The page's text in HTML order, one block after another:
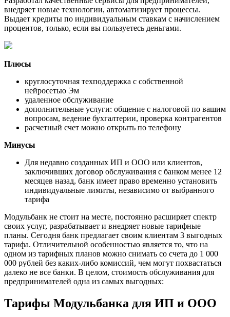
внедряет новые технологии, автоматизирует процессы.
Выдает кредиты по индивидуальным ставкам с начислением
процентов, только, если вы пользуетесь деньгами.
Плюсы
круглосуточная техподдержка с собственной
нейросетью Эм
удаленное обслуживание
дополнительные услуги: общение с налоговой по вашим
вопросам, ведение бухгалтерии, проверка контрагентов
расчетный счет можно открыть по телефону
Минусы
Для недавно созданных ИП и ООО или клиентов,
заключивших договор обслуживания с банком менее 12
месяцев назад, банк имеет право временно установить
индивидуальные лимиты, независимо от выбранного
тарифа
Модульбанк не стоит на месте, постоянно расширяет спектр
своих услуг, разрабатывает и внедряет новые тарифные
планы. Сегодня банк предлагает своим клиентам 3 выгодных
тарифа. Отличительной особенностью является то, что на
одном из тарифных планов можно снимать со счета до 1 000
000 рублей без каких-либо комиссий, чем могут похвастаться
далеко не все банки. В целом, стоимость обслуживания для
предпринимателей одна из самых выгодных:
Тарифы Модульбанка для ИП и ООО